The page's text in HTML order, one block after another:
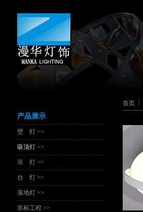
产品展示
壁 灯 >>
吸顶灯>>
吊 灯 >>
台 灯 >>
落地灯 >>
非标工程 >>
首页